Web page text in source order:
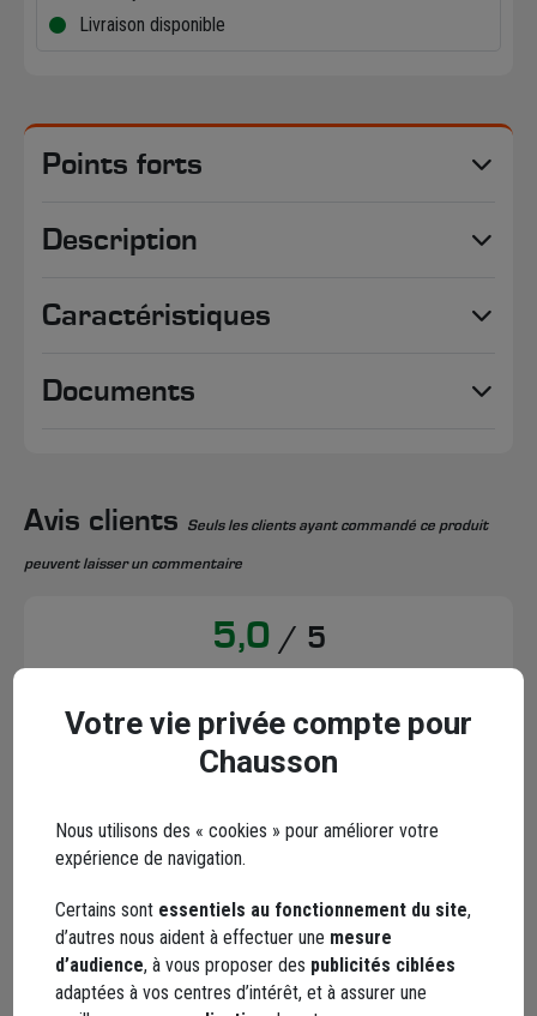
Livraison disponible
Points forts
Description
Caractéristiques
Documents
Avis clients Seuls les clients ayant commandé ce produit
peuvent laisser un commentaire
5,0 / 5
Bon produit
Le 13/04/2024
En complément
Votre vie privée compte pour
Chausson
Nous utilisons des « cookies » pour améliorer votre
expérience de navigation.
Certains sont essentiels au fonctionnement du site,
d’autres nous aident à effectuer une mesure
d’audience, à vous proposer des publicités ciblées
adaptées à vos centres d’intérêt, et à assurer une